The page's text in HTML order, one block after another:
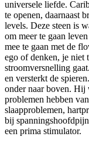
universele liefde.
te openen, daarnaast
levels. Deze steen is
om meer te gaan
mee te gaan met de
ego of denken, je niet
stroomversnelling
en versterkt de
onder naar boven. Hij
problemen hebben
slaapproblemen,
bij
een prima stimulator.